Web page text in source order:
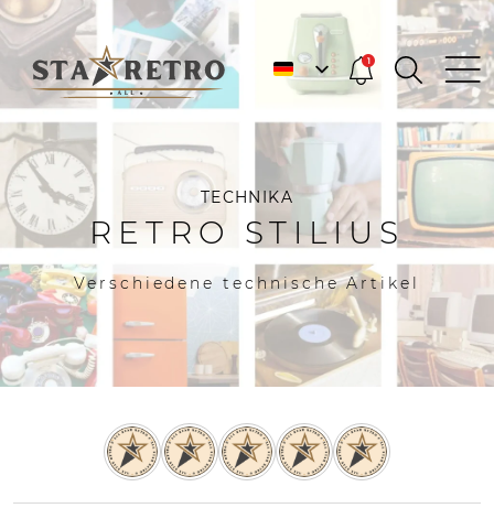
1
TECHNIKA
RETRO STILIUS
Verschiedene technische Artikel